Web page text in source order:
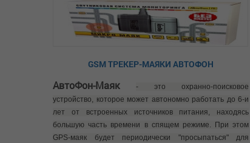
GSM ТРЕКЕР-МАЯКИ АВТОФОН
АвтоФон-Маяк- это охранно-поисковое
устройство, которое может автономно работать до 6-и
лет от встроенных источников питания, находясь
большую часть времени в спящем режиме. При этом
GPS-маяк будет периодически "просыпаться" для